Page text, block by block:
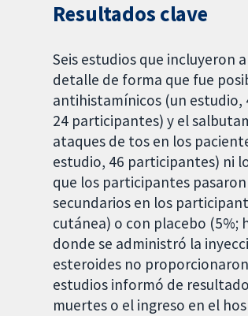
Resultados clave
Seis estudios que incluyeron
detalle de forma que fue
antihistamínicos (un
24 participantes) y el
ataques de tos en los
estudio, 46 participantes) ni
que los participantes
secundarios en los
cutánea) o con placebo (5%;
donde se administró la
esteroides no
estudios informó de
muertes o el ingreso en el